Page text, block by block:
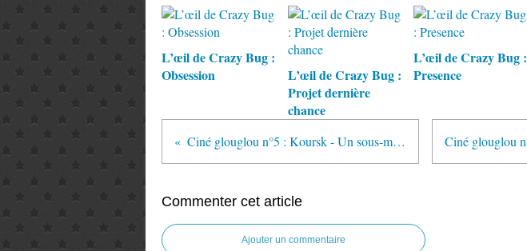
L’œil de Crazy Bug :
Obsession
L’œil de Crazy Bug :
Projet dernière
chance
L’œil de Crazy Bug :
Presence
Ciné glouglou n°5 : Koursk - Un sous-marin en eaux troubles
Commenter cet article
Ajouter un commentaire